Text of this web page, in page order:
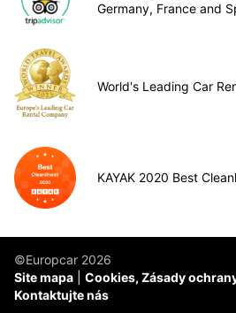
Germany, France and
World's Leading Car
KAYAK 2020 Best
©Europcar 2026
Site mapa
Cookies, Zásady
Kontaktujte nás